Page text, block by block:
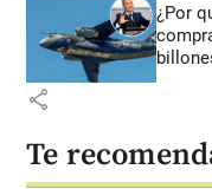
¿Por
share
Te